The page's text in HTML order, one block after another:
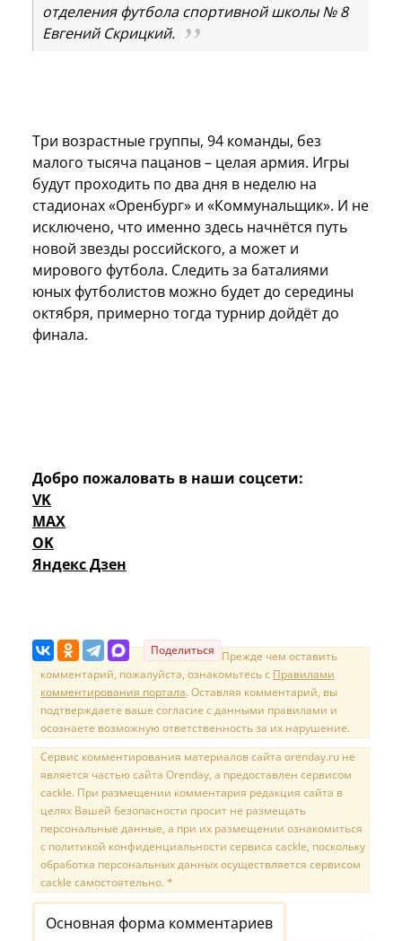
отделения футбола спортивной школы № 8
Евгений Скрицкий.
Три возрастные группы, 94 команды, без
малого тысяча пацанов – целая армия. Игры
будут проходить по два дня в неделю на
стадионах «Оренбург» и «Коммунальщик». И не
исключено, что именно здесь начнётся путь
новой звезды российского, а может и
мирового футбола. Следить за баталиями
юных футболистов можно будет до середины
октября, примерно тогда турнир дойдёт до
финала.
Добро пожаловать в наши соцсети:
VK
MAX
OK
Яндекс Дзен
Поделиться Прежде чем оставить
комментарий, пожалуйста, ознакомьтесь с Правилами
комментирования портала. Оставляя комментарий, вы
подтверждаете ваше согласие с данными правилами и
осознаете возможную ответственность за их нарушение.
Сервис комментирования материалов сайта orenday.ru не
является частью сайта Orenday, а предоставлен сервисом
cackle. При размещении комментария редакция сайта в
целях Вашей безопасности просит не размещать
персональные данные, а при их размещении ознакомиться
с политикой конфиденциальности сервиса cackle, поскольку
обработка персональных данных осуществляется сервисом
cackle самостоятельно. *
Основная форма комментариев